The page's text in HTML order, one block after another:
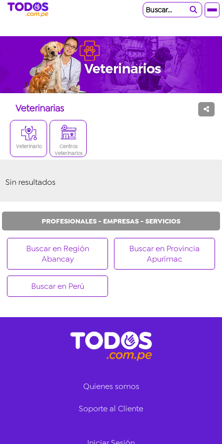
Buscar...
Veterinarias
Veterinario
Centros
Veterinarios
Sin resultados
PROFESIONALES - EMPRESAS - SERVICIOS
Buscar en Región
Abancay
Buscar en Provincia
Apurímac
Buscar en Perú
Quienes somos
Soporte al Cliente